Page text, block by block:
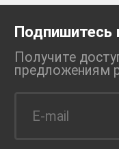
Подпишитесь
Получите
предложениям